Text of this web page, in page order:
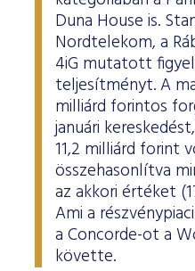
Duna House is.
Nordtelekom, a
4iG mutatott
teljesítményt. A
milliárd forintos
januári
11,2 milliárd forint
összehasonlítva
az akkori értéket
Ami a
a Concorde-ot a
követte.